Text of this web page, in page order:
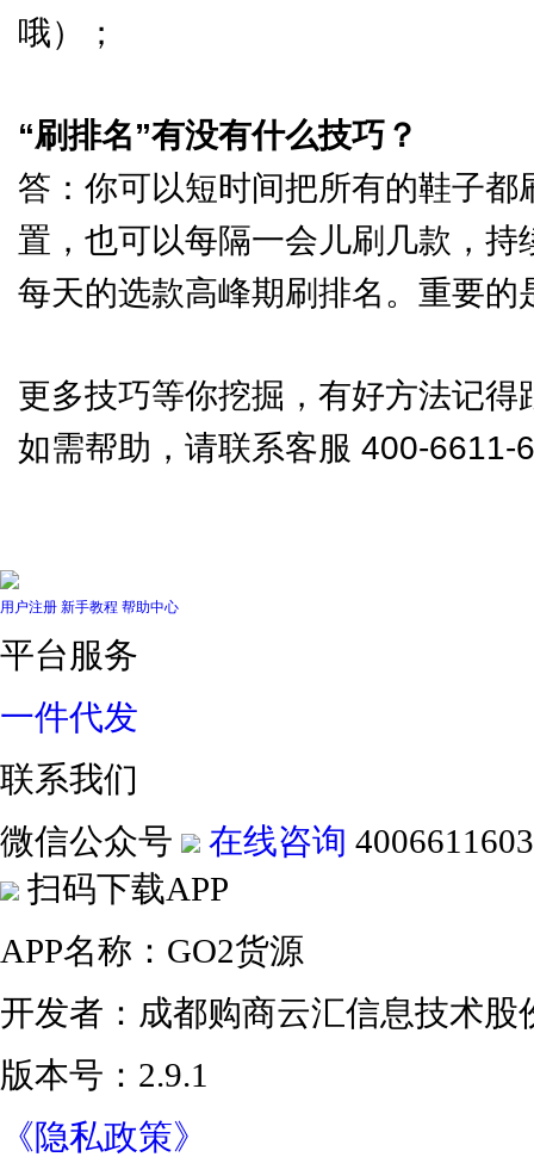
哦）；
“刷排名”有没有什么技巧？
答：你可以短时间把所有的鞋子都
置，也可以每隔一会儿刷几款，
每天的选款高峰期刷排名。重要
更多技巧等你挖掘，有好方法记得
如需帮助，请联系客服 400-6611-
用户注册 新手教程 帮助中心
平台服务
一件代发
联系我们
微信公众号
在线咨询 4006611603
扫码下载APP
APP名称：GO2货源
开发者：成都购商云汇信息技术股
版本号：2.9.1
《隐私政策》